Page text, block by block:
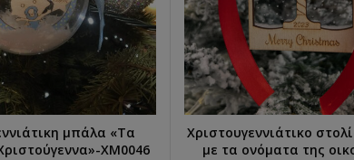
ΕΠΙΛΟΓΉ... μπάλα «Τα
XM0046
ΕΠΙΛΟΓΉ...
Χριστουγεννιάτικο
με τα ονόματα της